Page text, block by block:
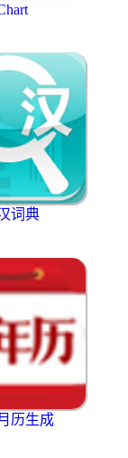
词典
历生成